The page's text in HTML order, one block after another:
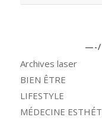
—-/
Archives laser
BIEN ÊTRE
LIFESTYLE
MÉDECINE